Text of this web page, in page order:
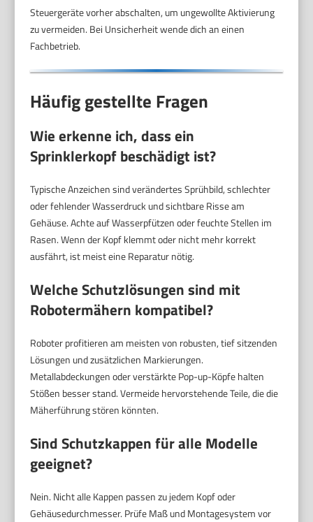
Steuergeräte vorher abschalten, um ungewollte Aktivierung
zu vermeiden. Bei Unsicherheit wende dich an einen
Fachbetrieb.
Häufig gestellte Fragen
Wie erkenne ich, dass ein
Sprinklerkopf beschädigt ist?
Typische Anzeichen sind verändertes Sprühbild, schlechter
oder fehlender Wasserdruck und sichtbare Risse am
Gehäuse. Achte auf Wasserpfützen oder feuchte Stellen im
Rasen. Wenn der Kopf klemmt oder nicht mehr korrekt
ausfährt, ist meist eine Reparatur nötig.
Welche Schutzlösungen sind mit
Robotermähern kompatibel?
Roboter profitieren am meisten von robusten, tief sitzenden
Lösungen und zusätzlichen Markierungen.
Metallabdeckungen oder verstärkte Pop-up-Köpfe halten
Stößen besser stand. Vermeide hervorstehende Teile, die die
Mäherführung stören könnten.
Sind Schutzkappen für alle Modelle
geeignet?
Nein. Nicht alle Kappen passen zu jedem Kopf oder
Gehäusedurchmesser. Prüfe Maß und Montagesystem vor